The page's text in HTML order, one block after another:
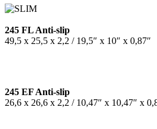
245 FL Anti-slip
49,5 x 25,5 x 2,2 / 19,5″ x 10″ x 0,87″
245 EF Anti-slip
26,6 x 26,6 x 2,2 / 10,47″ x 10,47″ x